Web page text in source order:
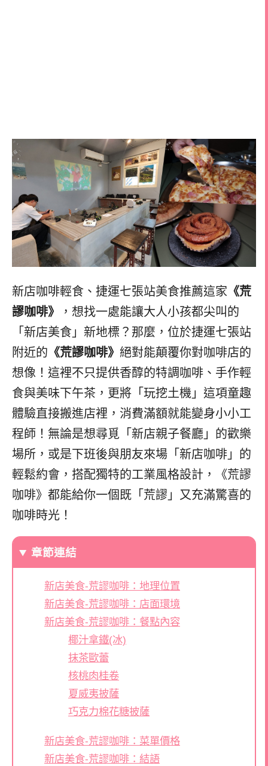
新店咖啡輕食、捷運七張站美食推薦這家 《荒
謬咖啡》
，想找一處能讓大人小孩都尖叫的
「新店美食」新地標？那麼，位於捷運七張站
附近的 《荒謬咖啡》 絕對能顛覆你對咖啡店的
想像！這裡不只提供香醇的特調咖啡、手作輕
食與美味下午茶，更將「玩挖土機」這項童趣
體驗直接搬進店裡，消費滿額就能變身小小工
程師！無論是想尋覓「新店親子餐廳」的歡樂
場所，或是下班後與朋友來場「新店咖啡」的
輕鬆約會，搭配獨特的工業風格設計，《荒謬
咖啡》都能給你一個既「荒謬」又充滿驚喜的
咖啡時光！
章節連結
新店美食-荒謬咖啡：地理位置
新店美食-荒謬咖啡：店面環境
新店美食-荒謬咖啡：餐點內容
椰汁拿鐵(冰)
抹茶歐蕾
核桃肉桂卷
夏威夷披薩
巧克力棉花糖披薩
新店美食-荒謬咖啡：菜單價格
新店美食-荒謬咖啡：結語